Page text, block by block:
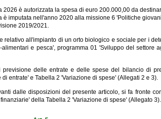
è autorizzata la spesa di euro 200.000,00 da
imputata nell'anno 2020 alla missione 6 'Politiche
2019/2021.
relativo all'impianto di un orto biologico e sociale per i
e pesca', programma 01 'Sviluppo del settore
delle entrate e delle spese del bilancio di
entrate' e Tabella 2 'Variazione di spese' (Allegati 2 e 3).
dalle disposizioni del presente articolo, si fa fronte
della Tabella 2 'Variazione di spese' (Allegato 3).